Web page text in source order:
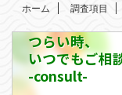
ホーム 調査項目
つらい時、
いつでもご相
-consult-